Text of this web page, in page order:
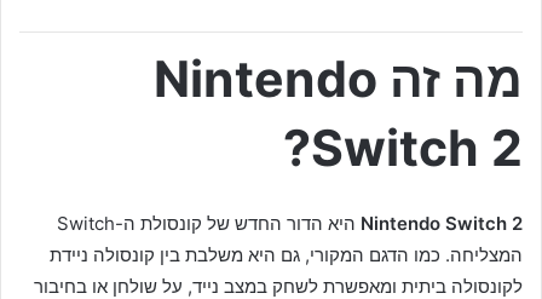
מה זה Nintendo
Switch 2?
Nintendo Switch 2
היא הדור החדש של קונסולת ה-Switch
המצליחה. כמו הדגם המקורי, גם היא משלבת בין קונסולה ניידת
לקונסולה ביתית ומאפשרת לשחק במצב נייד, על שולחן או בחיבור